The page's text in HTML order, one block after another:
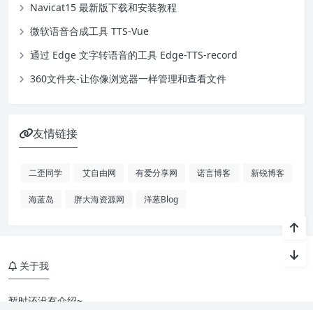
条目，还支持多配置文件管理、导入/导出
一个绿色便携版本。 下载地址 FrpMgr：h
ttps://pan.baidu.com/…
Navicat15 最新版下载和安装教程
微软语音合成工具 TTS-Vue
通过 Edge 文字转语音的工具 Edge-TTS-record
360文件夹-让你像浏览器一样管理和查看文件
友情链接
二歪同学 艾自由网 有爱分享网 诺言博客 新锐博客
海蓝岛 胖大海资源网 洋葱Blog
关于我
暂时还没有介绍~